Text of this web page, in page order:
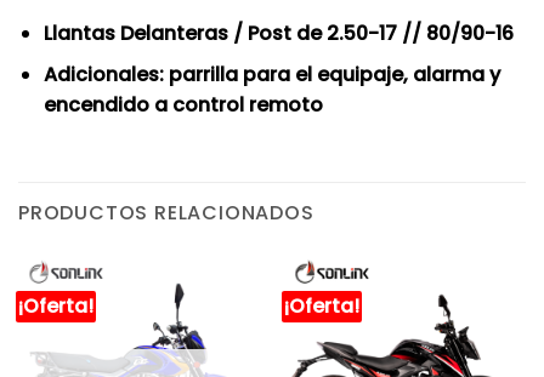
Llantas Delanteras / Post de 2.50-17 // 80/90-16
Adicionales: parrilla para el equipaje, alarma y
encendido a control remoto
PRODUCTOS RELACIONADOS
¡Oferta! ¡Oferta!